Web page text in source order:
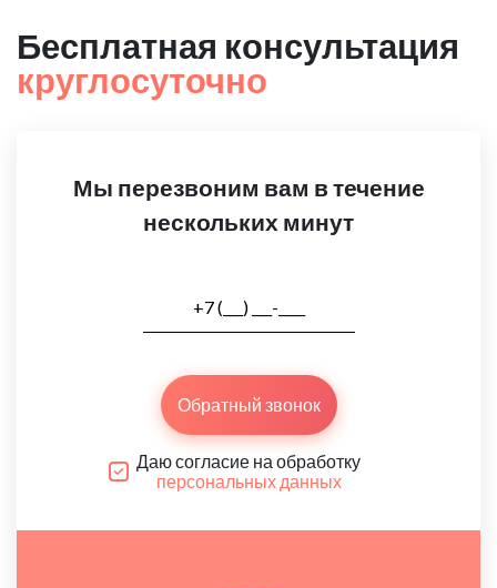
Бесплатная консультация
круглосуточно
Мы перезвоним вам в течение
нескольких минут
Обратный звонок
Даю согласие на обработку
персональных данных